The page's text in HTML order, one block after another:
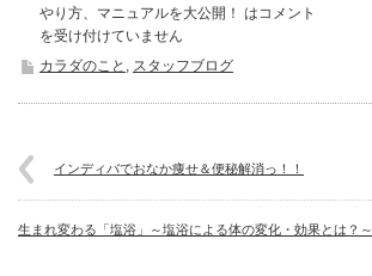
やり方、マニュアルを大公開！ は コメント
を受け付けていません
カラダのこと
スタッフブログ
インディバでおなか痩せ＆便秘解消っ！！
生まれ変わる「塩浴」～塩浴による体の変化・効果とは？～